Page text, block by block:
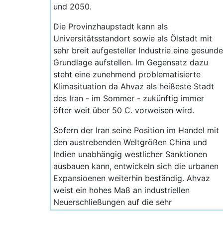
und 2050.
Die Provinzhaupstadt kann als
Universitätsstandort sowie als Ölstadt mit
sehr breit aufgesteller Industrie eine gesunde
Grundlage aufstellen. Im Gegensatz dazu
steht eine zunehmend problematisierte
Klimasituation da Ahvaz als heißeste Stadt
des Iran - im Sommer - zukünftig immer
öfter weit über 50 C. vorweisen wird.
Sofern der Iran seine Position im Handel mit
den austrebenden Weltgrößen China und
Indien unabhängig westlicher Sanktionen
ausbauen kann, entwickeln sich die urbanen
Expansioenen weiterhin beständig. Ahvaz
weist ein hohes Maß an industriellen
Neuerschließungen auf die sehr